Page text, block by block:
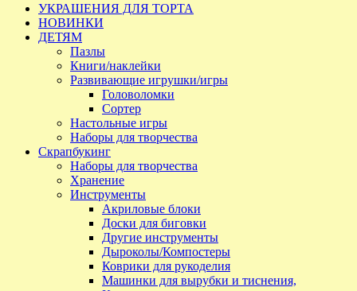
УКРАШЕНИЯ ДЛЯ ТОРТА
НОВИНКИ
ДЕТЯМ
Пазлы
Книги/наклейки
Развивающие игрушки/игры
Головоломки
Сортер
Настольные игры
Наборы для творчества
Скрапбукинг
Наборы для творчества
Хранение
Инструменты
Акриловые блоки
Доски для биговки
Другие инструменты
Дыроколы/Компостеры
Коврики для рукоделия
Машинки для вырубки и тиснения,